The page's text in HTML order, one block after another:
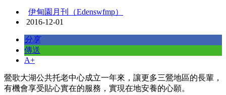
伊甸園月刊（Edenswfmp）
2016-12-01
分享
傳送
A+
鶯歌大湖公共托老中心成立一年來，讓更多三鶯地區的長輩，
有機會享受貼心實在的服務，實現在地安養的心願。